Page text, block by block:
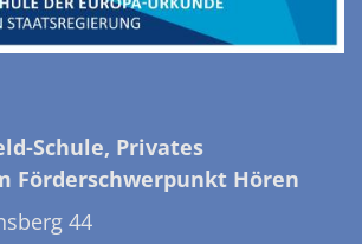
Schule, Privates
Förderschwerpunkt Hören
44